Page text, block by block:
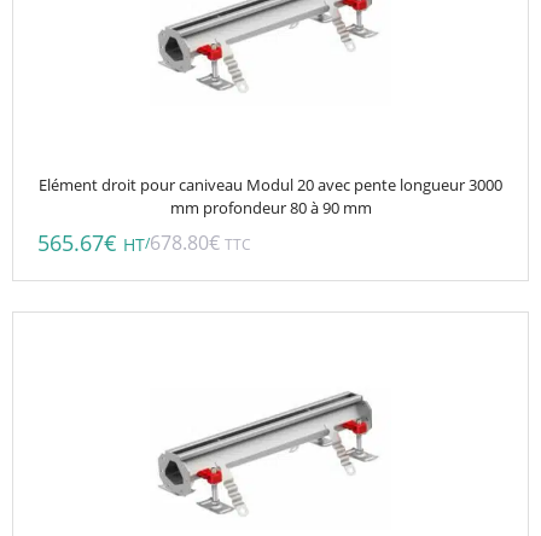
Elément droit pour caniveau Modul 20 avec pente longueur 3000
mm profondeur 80 à 90 mm
565.67€ HT/678.80€ TTC